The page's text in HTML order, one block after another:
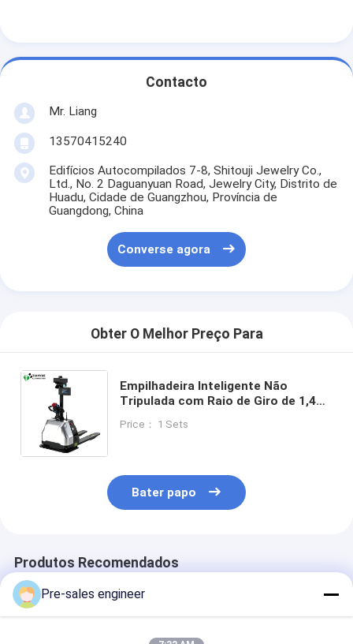
Contacto
Mr. Liang
13570415240
Edifícios Autocompilados 7-8, Shitouji Jewelry Co.,
Ltd., No. 2 Daguanyuan Road, Jewelry City, Distrito de
Huadu, Cidade de Guangzhou, Província de
Guangdong, China
Converse agora
Obter O Melhor Preço Para
Empilhadeira Inteligente Não
Tripulada com Raio de Giro de 1,4m,
Navegação SLAM por Visão LiDAR
Price： 1 Sets
Bater papo
Produtos Recomendados
Pre-sales engineer